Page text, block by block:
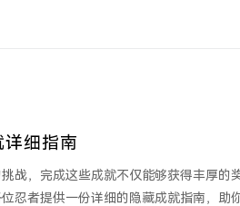
细指南
战，完成这些成就不仅能够获得丰厚的
忍者提供一份详细的隐藏成就指南，助